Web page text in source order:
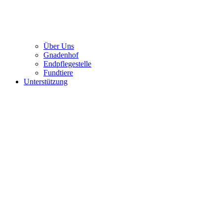
Über Uns
Gnadenhof
Endpflegestelle
Fundtiere
Unterstützung